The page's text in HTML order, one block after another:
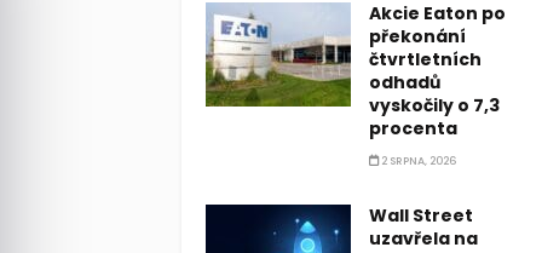
Akcie Eaton po
překonání
čtvrtletních
odhadů
vyskočily o 7,3
procenta
2 SRPNA, 2026
Wall Street
uzavřela na